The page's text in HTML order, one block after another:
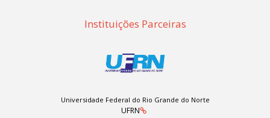
Instituições Parceiras
Universidade Federal do Rio Grande do Norte
UFRN